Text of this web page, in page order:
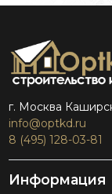
г. Москва
info@optkd.ru
8 (495) 128-03-81
Информация